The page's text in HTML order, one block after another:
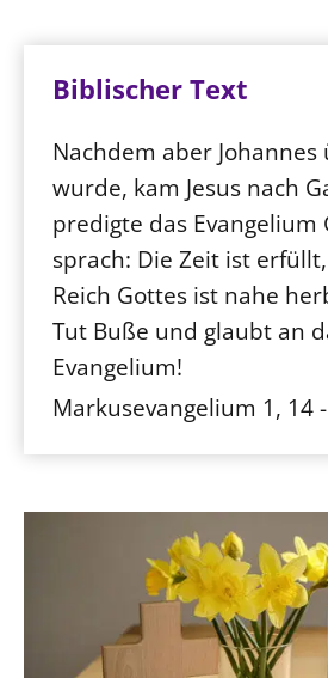
Biblischer Text
Nachdem aber
wurde, kam Jesus nach
predigte das Evangelium
sprach: Die Zeit ist
Reich Gottes ist nahe
Tut Buße und glaubt an
Evangelium!
Markusevangelium 1, 14